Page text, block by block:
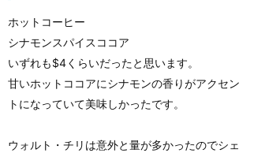
ホットコーヒー
シナモンスパイスココア
いずれも$4くらいだったと思います。
甘いホットココアにシナモンの香りがアクセン
トになっていて美味しかったです。
ウォルト・チリは意外と量が多かったのでシェ